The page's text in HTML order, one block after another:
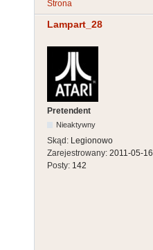
Strona
Lampart_28
Pretendent
Nieaktywny
Skąd: Legionowo
Zarejestrowany: 2011-05-16
Posty: 142